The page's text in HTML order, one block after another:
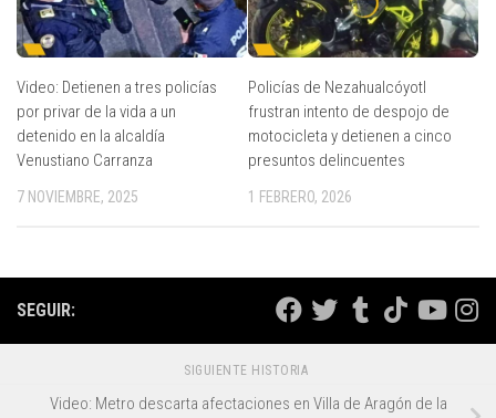
Video: Detienen a tres policías
por privar de la vida a un
detenido en la alcaldía
Venustiano Carranza
7 NOVIEMBRE, 2025
Policías de Nezahualcóyotl
frustran intento de despojo de
motocicleta y detienen a cinco
presuntos delincuentes
1 FEBRERO, 2026
SEGUIR:
SIGUIENTE HISTORIA
Video: Metro descarta afectaciones en Villa de Aragón de la